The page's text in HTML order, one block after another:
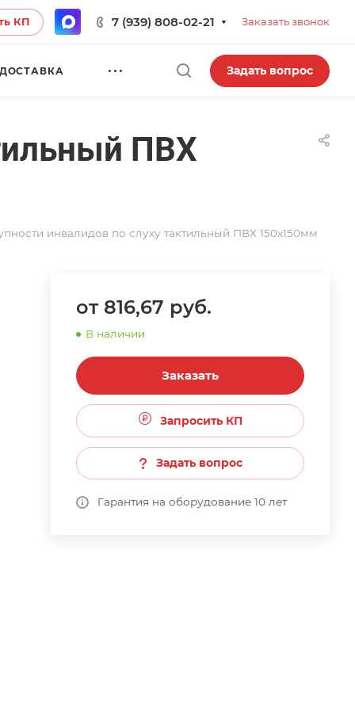
КП 7 (939) 808-02-21 Заказать звонок
Задать вопрос
ПВХ
инвалидов по слуху тактильный ПВХ 150х150мм
от 816,67 руб.
В наличии
Заказать
Запросить КП
Задать вопрос
Гарантия на оборудование 10 лет